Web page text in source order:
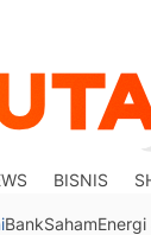
BISNIS
BankSaham